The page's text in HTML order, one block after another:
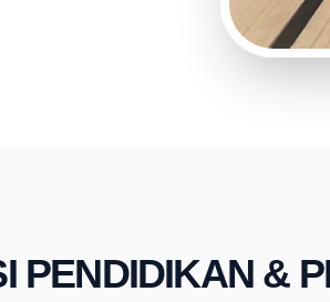
PENDIDIKAN &